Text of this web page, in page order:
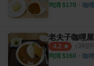
均消 $170 ・ 咖哩
老夫子咖哩屋
4.2 （ 3則評
均消 $160 ・ 咖哩